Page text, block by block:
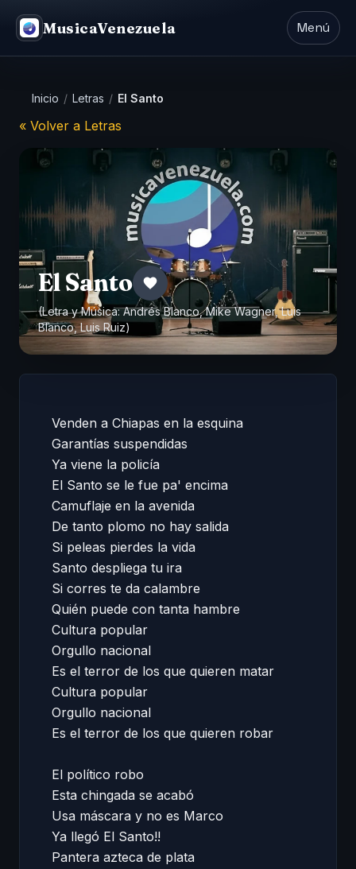
MusicaVenezuela Menú
Inicio / Letras / El Santo
« Volver a Letras
El Santo
(Letra y Música: Andrés Blanco, Mike Wagner, Luis
Blanco, Luis Ruiz)
Venden a Chiapas en la esquina
Garantías suspendidas
Ya viene la policía
El Santo se le fue pa' encima
Camuflaje en la avenida
De tanto plomo no hay salida
Si peleas pierdes la vida
Santo despliega tu ira
Si corres te da calambre
Quién puede con tanta hambre
Cultura popular
Orgullo nacional
Es el terror de los que quieren matar
Cultura popular
Orgullo nacional
Es el terror de los que quieren robar
El político robo
Esta chingada se acabó
Usa máscara y no es Marco
Ya llegó El Santo!!
Pantera azteca de plata